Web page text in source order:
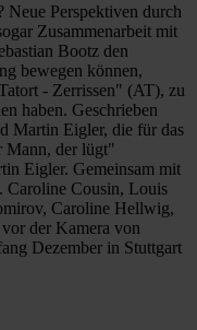
Perspektiven durch
Zusammenarbeit mit
Bootz den
bewegen können,
- Zerrissen" (AT), zu
haben. Geschrieben
Martin Eigler, die für das
Mann, der lügt"
Eigler. Gemeinsam mit
Caroline Cousin, Louis
Caroline Hellwig,
der Kamera von
Dezember in Stuttgart